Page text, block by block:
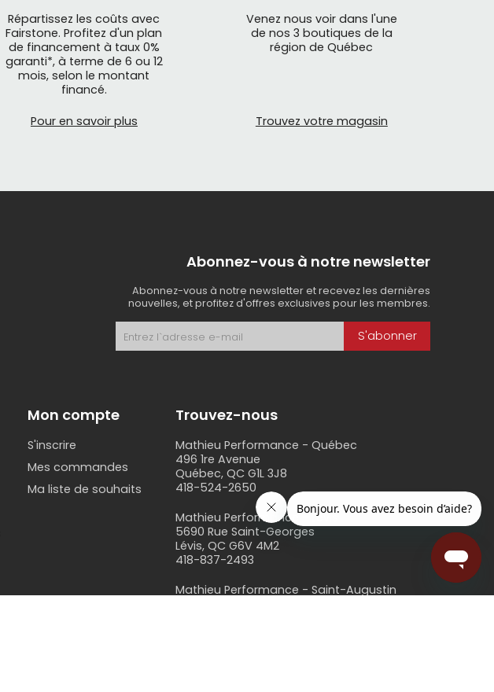
Répartissez les coûts avec
Fairstone. Profitez d'un plan
de financement à taux 0%
garanti*, à terme de 6 ou 12
mois, selon le montant
financé.
Pour en savoir plus
Venez nous voir dans l'une
de nos 3 boutiques de la
région de Québec
Trouvez votre magasin
Abonnez-vous à notre newsletter
Abonnez-vous à notre newsletter et recevez les dernières
nouvelles, et profitez d'offres exclusives pour les membres.
S'abonner
Mon compte
S'inscrire
Mes commandes
Ma liste de souhaits
Trouvez-nous
Mathieu Performance - Québec
496 1re Avenue
Québec, QC G1L 3J8
418-524-2650
Mathieu Performance - Lévis
5690 Rue Saint-Georges
Lévis, QC G6V 4M2
418-837-2493
Mathieu Performance - Saint-Augustin